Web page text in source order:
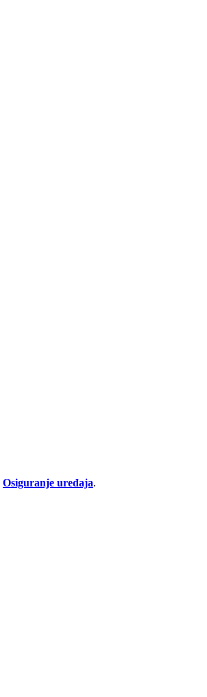
Osiguranje uređaja.